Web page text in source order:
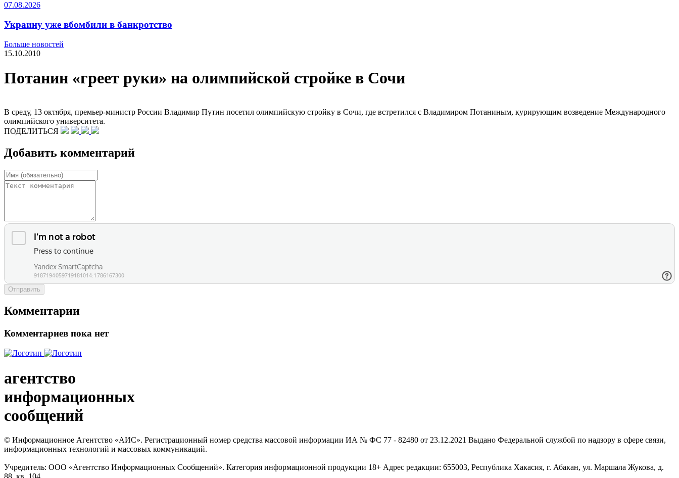
07.08.2026
Украину уже вбомбили в банкротство
Больше новостей
15.10.2010
Потанин «греет руки» на олимпийской стройке в Сочи
В среду, 13 октября, премьер-министр России Владимир Путин посетил олимпийскую стройку в Сочи, где встретился с Владимиром Потаниным, курирующим возведение Международного
олимпийского университета.
ПОДЕЛИТЬСЯ
Добавить комментарий
Отправить
Комментарии
Комментариев пока нет
агентство
информационных
сообщений
© Информационное Агентство «АИС». Регистрационный номер средства массовой информации ИА № ФС 77 - 82480 от 23.12.2021 Выдано Федеральной службой по надзору в сфере связи,
информационных технологий и массовых коммуникаций.
Учредитель: ООО «Агентство Информационных Сообщений». Категория информационной продукции 18+ Адрес редакции: 655003, Республика Хакасия, г. Абакан, ул. Маршала Жукова, д.
88, кв. 104.